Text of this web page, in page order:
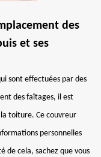
des
et ses
sont effectuées par des
des faîtages, il est
toiture. Ce couvreur
personnelles
de cela, sachez que vous